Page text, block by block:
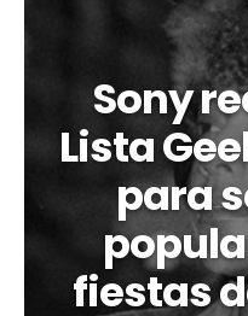
Sony
Lista
para
fiestas